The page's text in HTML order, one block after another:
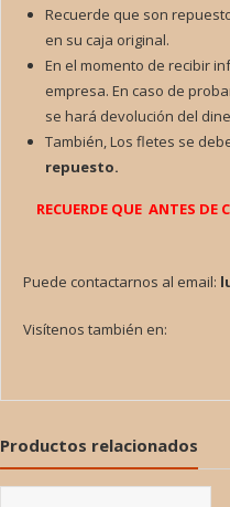
Recuerde que son
en su caja original.
En el momento de recibir
empresa. En caso de
se hará devolución del
También, Los fletes se
repuesto.
RECUERDE QUE ANTES DE
Puede contactarnos al email:
Visítenos también en:
Productos relacionados